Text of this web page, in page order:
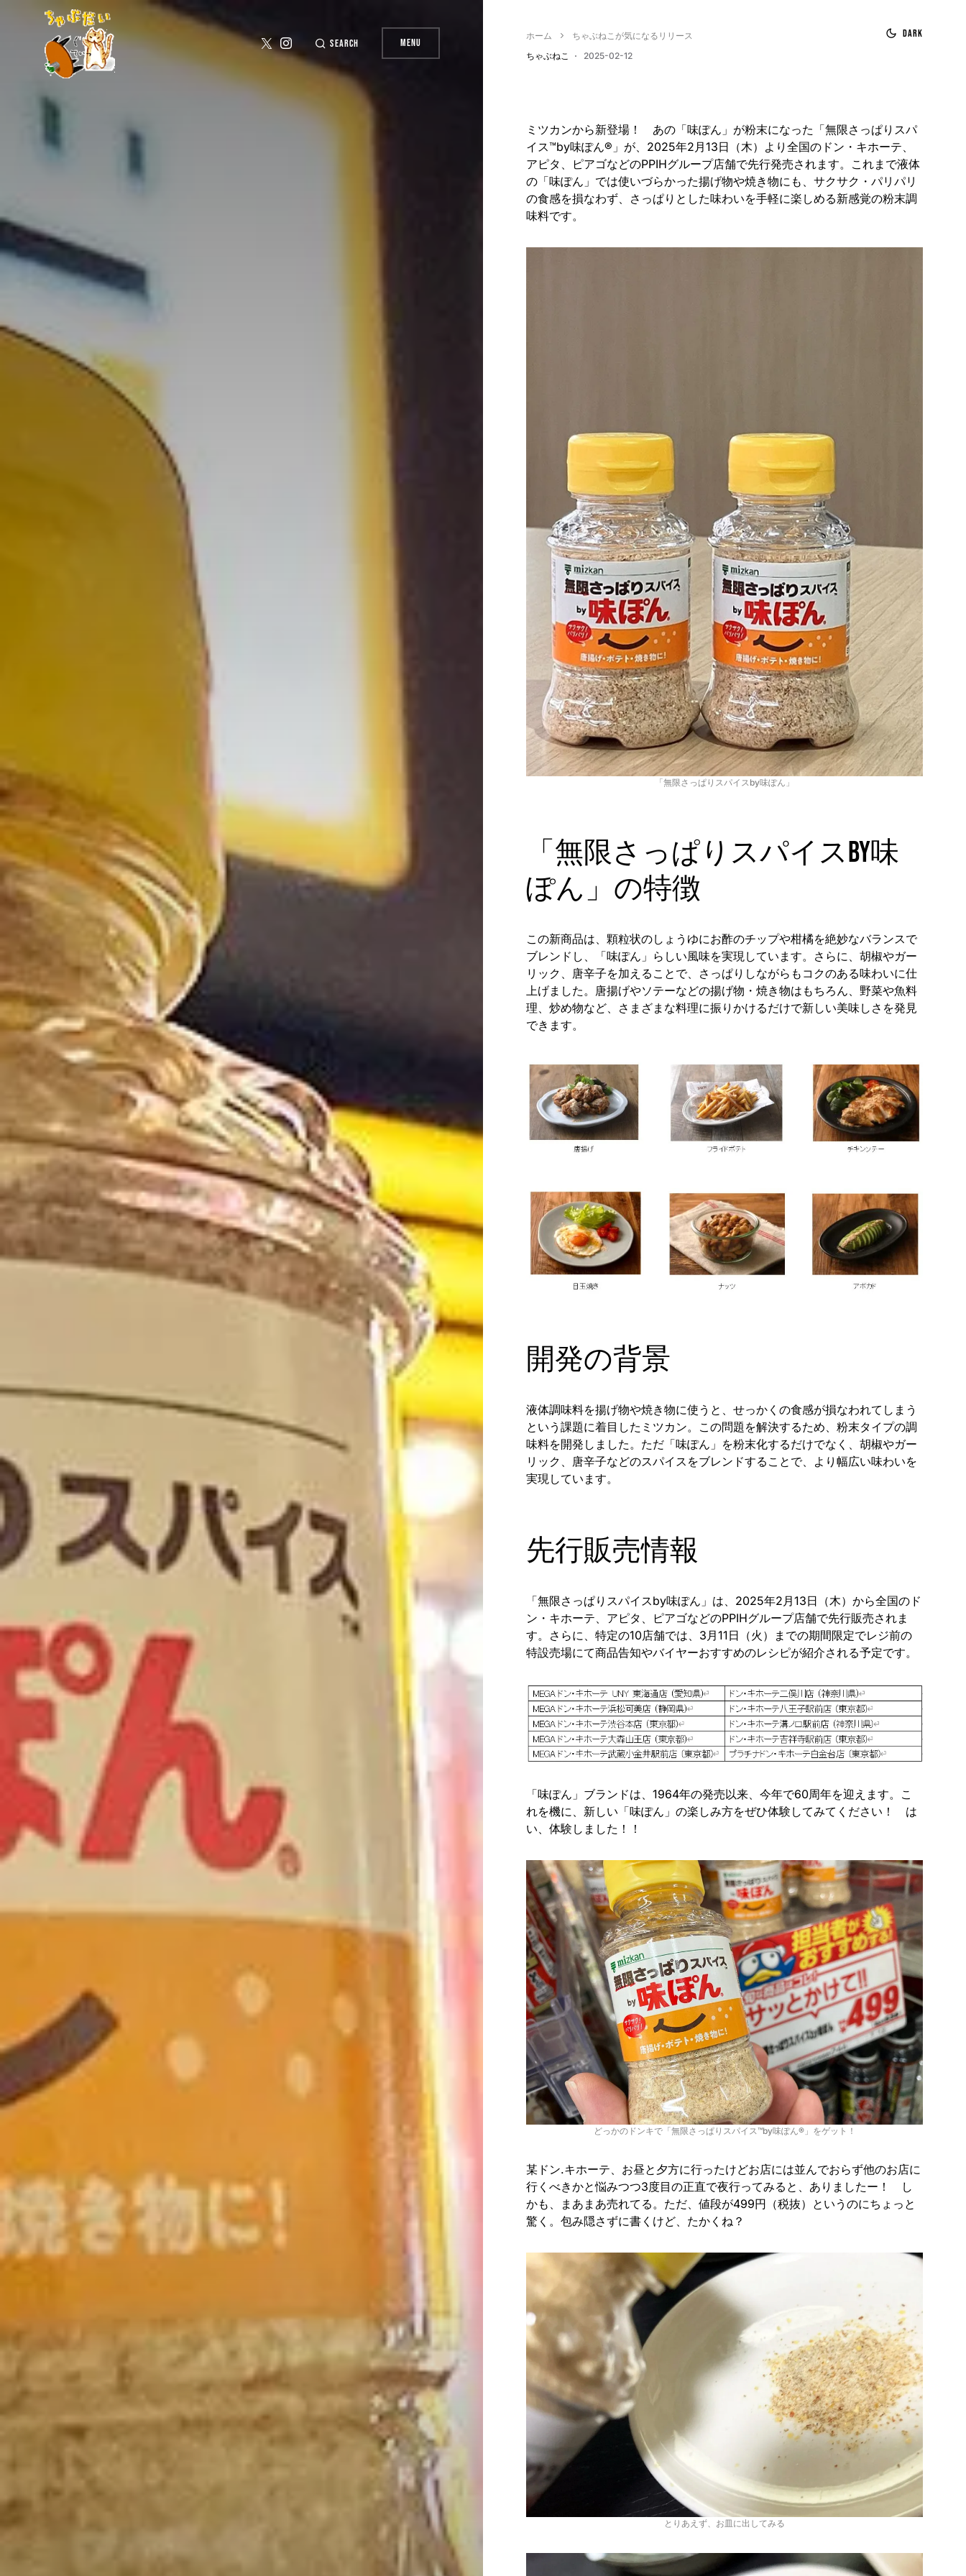
Search Menu
ホーム
ちゃぶねこが気になるリリース
ちゃぶねこ
2025-02-12
Dark
ミツカンから新登場！ あの「味ぽん」が粉末になった「無限さっぱりスパ
イス™by味ぽん®」が、2025年2月13日（木）より全国のドン・キホーテ、
アピタ、ピアゴなどのPPIHグループ店舗で先行発売されます。これまで液体
の「味ぽん」では使いづらかった揚げ物や焼き物にも、サクサク・パリパリ
の食感を損なわず、さっぱりとした味わいを手軽に楽しめる新感覚の粉末調
味料です。
「無限さっぱりスパイスby味ぽん」
「無限さっぱりスパイスby味
ぽん」の特徴
この新商品は、顆粒状のしょうゆにお酢のチップや柑橘を絶妙なバランスで
ブレンドし、「味ぽん」らしい風味を実現しています。さらに、胡椒やガー
リック、唐辛子を加えることで、さっぱりしながらもコクのある味わいに仕
上げました。唐揚げやソテーなどの揚げ物・焼き物はもちろん、野菜や魚料
理、炒め物など、さまざまな料理に振りかけるだけで新しい美味しさを発見
できます。
開発の背景
液体調味料を揚げ物や焼き物に使うと、せっかくの食感が損なわれてしまう
という課題に着目したミツカン。この問題を解決するため、粉末タイプの調
味料を開発しました。ただ「味ぽん」を粉末化するだけでなく、胡椒やガー
リック、唐辛子などのスパイスをブレンドすることで、より幅広い味わいを
実現しています。
先行販売情報
「無限さっぱりスパイスby味ぽん」は、2025年2月13日（木）から全国のド
ン・キホーテ、アピタ、ピアゴなどのPPIHグループ店舗で先行販売されま
す。さらに、特定の10店舗では、3月11日（火）までの期間限定でレジ前の
特設売場にて商品告知やバイヤーおすすめのレシピが紹介される予定です。
「味ぽん」ブランドは、1964年の発売以来、今年で60周年を迎えます。こ
れを機に、新しい「味ぽん」の楽しみ方をぜひ体験してみてください！ は
い、体験しました！！
どっかのドンキで「無限さっぱりスパイス™by味ぽん®」をゲット！
某ドン.キホーテ、お昼と夕方に行ったけどお店には並んでおらず他のお店に
行くべきかと悩みつつ3度目の正直で夜行ってみると、ありましたー！ し
かも、まあまあ売れてる。ただ、値段が499円（税抜）というのにちょっと
驚く。包み隠さずに書くけど、たかくね？
とりあえず、お皿に出してみる